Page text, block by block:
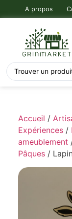
A propos
Accueil /
Expériences /
ameublement
Pâques /